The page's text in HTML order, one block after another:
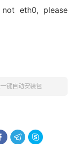
eth0, please
键自动安装包
 